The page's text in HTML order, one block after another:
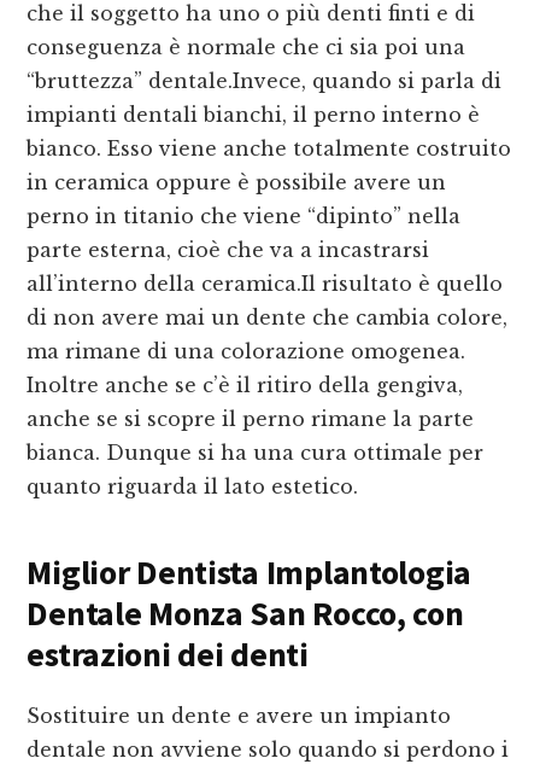
che il soggetto ha uno o più denti finti e di
conseguenza è normale che ci sia poi una
“bruttezza” dentale.Invece, quando si parla di
impianti dentali bianchi, il perno interno è
bianco. Esso viene anche totalmente costruito
in ceramica oppure è possibile avere un
perno in titanio che viene “dipinto” nella
parte esterna, cioè che va a incastrarsi
all’interno della ceramica.Il risultato è quello
di non avere mai un dente che cambia colore,
ma rimane di una colorazione omogenea.
Inoltre anche se c’è il ritiro della gengiva,
anche se si scopre il perno rimane la parte
bianca. Dunque si ha una cura ottimale per
quanto riguarda il lato estetico.
Miglior Dentista Implantologia
Dentale Monza San Rocco, con
estrazioni dei denti
Sostituire un dente e avere un impianto
dentale non avviene solo quando si perdono i